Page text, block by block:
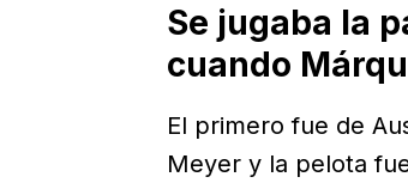
Se jugaba la
cuando
El primero fue de
Meyer y la pelota